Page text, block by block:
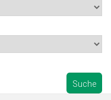
WELCHE VERFÜGBARKEIT